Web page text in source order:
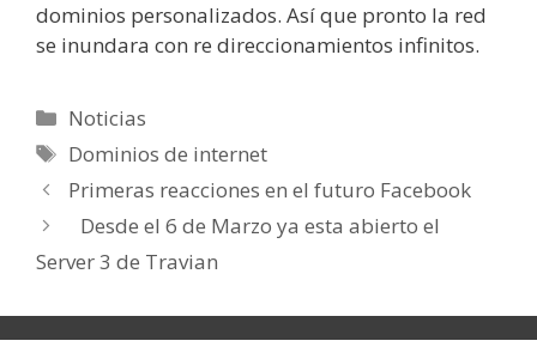
dominios personalizados. Así que pronto la red
se inundara con re direccionamientos infinitos.
Categorías
Noticias
Etiquetas
Dominios de internet
Primeras reacciones en el futuro Facebook
Desde el 6 de Marzo ya esta abierto el
Server 3 de Travian